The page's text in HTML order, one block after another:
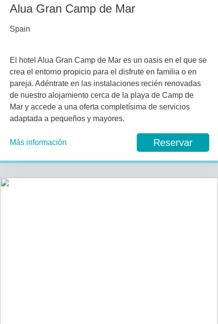
Alua Gran Camp de Mar
Spain
El hotel Alua Gran Camp de Mar es un oasis en el que se
crea el entorno propicio para el disfrute en familia o en
pareja. Adéntrate en las instalaciones recién renovadas
de nuestro alojamiento cerca de la playa de Camp de
Mar y accede a una oferta completísima de servicios
adaptada a pequeños y mayores.
Más información Reservar